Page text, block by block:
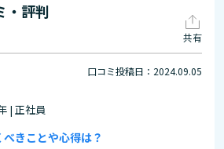
・評判
共有
口コミ投稿日：2024.09.05
| 正社員
きことや心得は？